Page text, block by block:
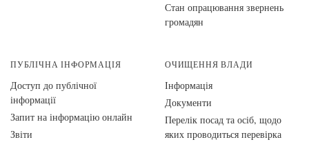
Стан опрацювання звернень
громадян
ПУБЛІЧНА ІНФОРМАЦІЯ
Доступ до публічної
інформації
Запит на інформацію онлайн
Звіти
ОЧИЩЕННЯ ВЛАДИ
Інформація
Документи
Перелік посад та осіб, щодо
яких проводиться перевірка